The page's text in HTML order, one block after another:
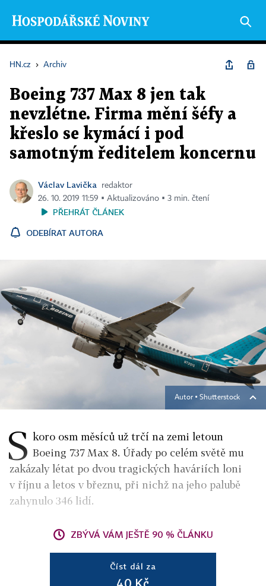
HN.cz › Archiv
Boeing 737 Max 8 jen tak
nevzlétne. Firma mění šéfy a
křeslo se kymácí i pod
samotným ředitelem koncernu
Václav Lavička
redaktor
26. 10. 2019 11:59 ▪ Aktualizováno ▪ 3 min. čtení
PŘEHRÁT ČLÁNEK
ODEBÍRAT AUTORA
Autor ▪ Shutterstock
S koro osm měsíců už trčí na zemi letoun
Boeing 737 Max 8. Úřady po celém světě mu
zakázaly létat po dvou tragických haváriích loni
v říjnu a letos v březnu, při nichž na jeho palubě
zahynulo 346 lidí.
ZBÝVÁ VÁM JEŠTĚ 90 % ČLÁNKU
Číst dál za
40 Kč